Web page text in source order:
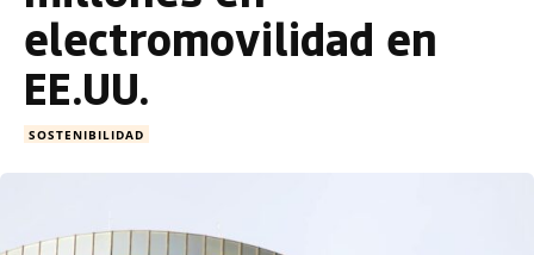
electromovilidad en
EE.UU.
SOSTENIBILIDAD